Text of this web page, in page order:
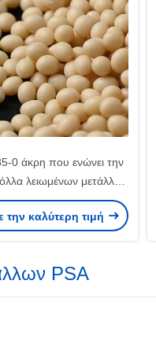
0 άκρη που ενώνει την
λειωμένων μετάλλων
για την αυτόματη μηχανή
την καλύτερη τιμή
PSA